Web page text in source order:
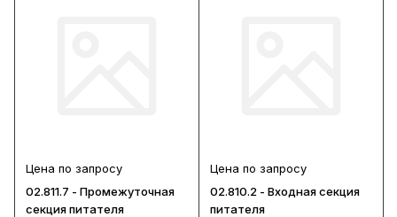
Цена по запросу
02.811.7 - Промежуточная
секция питателя
Цена по запросу
02.810.2 - Входная секция
питателя